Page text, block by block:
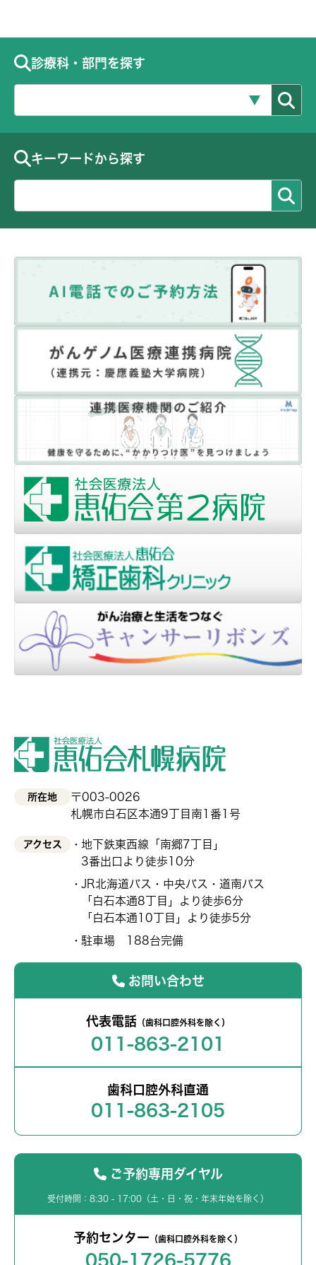
診療科・部門を探す
キーワードから探す
所在地
〒003-0026
札幌市白石区本通9丁目南1番1号
アクセス
地下鉄東西線「南郷7丁目」
3番出口より徒歩10分
JR北海道バス・中央バス・道南バス
「白石本通8丁目」より徒歩6分
「白石本通10丁目」より徒歩5分
駐車場 188台完備
お問い合わせ
代表電話 （歯科口腔外科を除く）
011-863-2101
歯科口腔外科直通
011-863-2105
ご予約専用ダイヤル
受付時間：8:30 - 17:00（土・日・祝・年末年始を除く）
予約センター （歯科口腔外科を除く）
050-1726-5776